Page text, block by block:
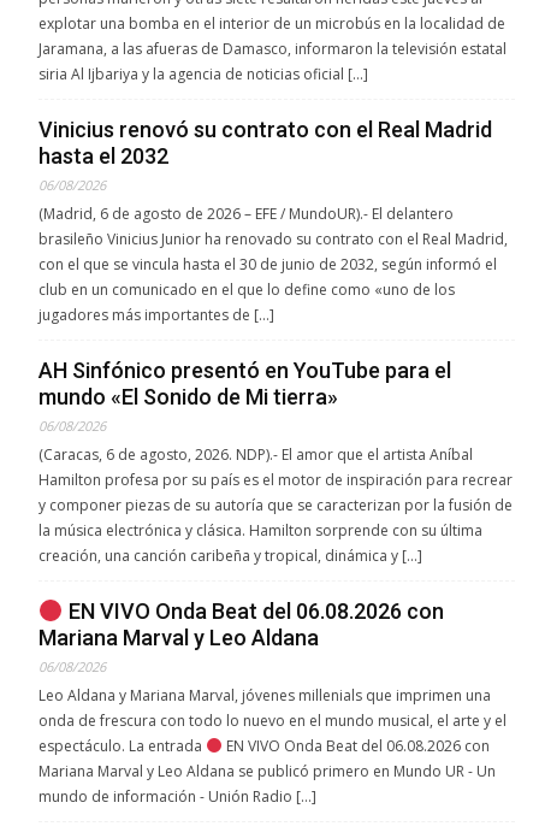
explotar una bomba en el interior de un microbús en la localidad de
Jaramana, a las afueras de Damasco, informaron la televisión estatal
siria Al Ijbariya y la agencia de noticias oficial […]
Vinicius renovó su contrato con el Real Madrid
hasta el 2032
06/08/2026
(Madrid, 6 de agosto de 2026 – EFE / MundoUR).- El delantero
brasileño Vinicius Junior ha renovado su contrato con el Real Madrid,
con el que se vincula hasta el 30 de junio de 2032, según informó el
club en un comunicado en el que lo define como «uno de los
jugadores más importantes de […]
AH Sinfónico presentó en YouTube para el
mundo «El Sonido de Mi tierra»
06/08/2026
(Caracas, 6 de agosto, 2026. NDP).- El amor que el artista Aníbal
Hamilton profesa por su país es el motor de inspiración para recrear
y componer piezas de su autoría que se caracterizan por la fusión de
la música electrónica y clásica. Hamilton sorprende con su última
creación, una canción caribeña y tropical, dinámica y […]
EN VIVO Onda Beat del 06.08.2026 con
Mariana Marval y Leo Aldana
06/08/2026
Leo Aldana y Mariana Marval, jóvenes millenials que imprimen una
onda de frescura con todo lo nuevo en el mundo musical, el arte y el
espectáculo. La entrada
EN VIVO Onda Beat del 06.08.2026 con
Mariana Marval y Leo Aldana se publicó primero en Mundo UR - Un
mundo de información - Unión Radio […]